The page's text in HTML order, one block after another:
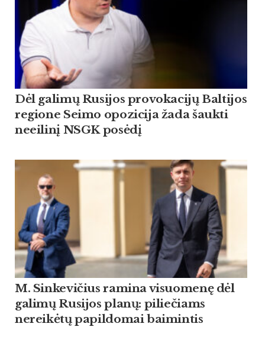
Dėl galimų Rusijos provokacijų Baltijos
regione Seimo opozicija žada šaukti
neeilinį NSGK posėdį
M. Sinkevičius ramina visuomenę dėl
galimų Rusijos planų: piliečiams
nereikėtų papildomai baimintis